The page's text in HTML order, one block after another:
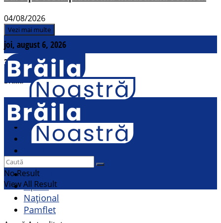
04/08/2026
Vezi mai multe
joi, august 6, 2026
31°c
Brăila
Contact
Actualitate
Politic
Cultural
Opinii
Național
Pamflet
No Result
View All Result